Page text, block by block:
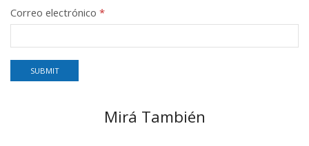
Correo electrónico *
Mirá También